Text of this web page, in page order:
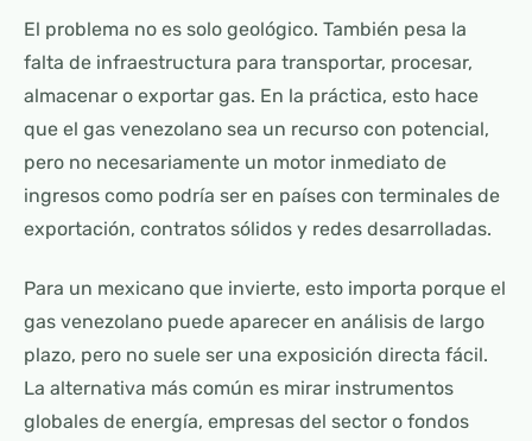
El problema no es solo geológico. También pesa la
falta de infraestructura para transportar, procesar,
almacenar o exportar gas. En la práctica, esto hace
que el gas venezolano sea un recurso con potencial,
pero no necesariamente un motor inmediato de
ingresos como podría ser en países con terminales de
exportación, contratos sólidos y redes desarrolladas.
Para un mexicano que invierte, esto importa porque el
gas venezolano puede aparecer en análisis de largo
plazo, pero no suele ser una exposición directa fácil.
La alternativa más común es mirar instrumentos
globales de energía, empresas del sector o fondos